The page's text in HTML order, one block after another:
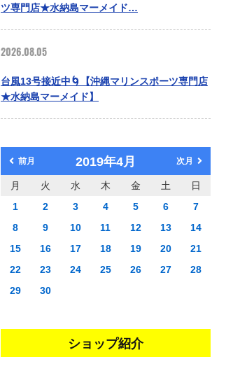
ツ専門店★水納島マーメイド…
2026.08.05
台風13号接近中🌀【沖縄マリンスポーツ専門店
★水納島マーメイド】
前月 2019年4月 次月
月 火 水 木 金 土
日
1
2 3 4 5 6
7
8
9 10 11 12 13
14
15
16 17 18 19 20
21
22
23 24 25 26 27
28
29
30
ショップ紹介